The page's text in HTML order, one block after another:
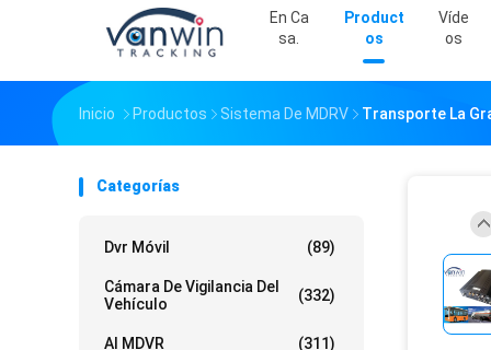
En Ca
Sa.
Product
Os
Víde
Os
Inicio Productos Sistema De MDRV Transporte La
Categorías
Dvr Móvil (89)
Cámara De Vigilancia Del
Vehículo
(332)
AI MDVR (311)